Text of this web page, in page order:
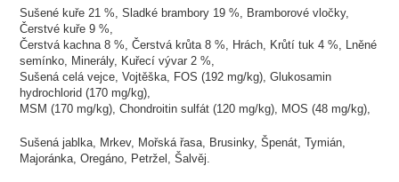
Sušené kuře 21 %, Sladké brambory 19 %, Bramborové vločky,
Čerstvé kuře 9 %,
Čerstvá kachna 8 %, Čerstvá krůta 8 %, Hrách, Krůtí tuk 4 %, Lněné
semínko, Minerály, Kuřecí vývar 2 %,
Sušená celá vejce, Vojtěška, FOS (192 mg/kg), Glukosamin
hydrochlorid (170 mg/kg),
MSM (170 mg/kg), Chondroitin sulfát (120 mg/kg), MOS (48 mg/kg),
Sušená jablka, Mrkev, Mořská řasa, Brusinky, Špenát, Tymián,
Majoránka, Oregáno, Petržel, Šalvěj.